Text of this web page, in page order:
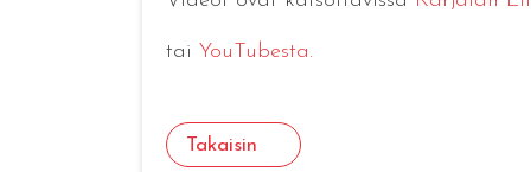
tai YouTubesta.
Takaisin